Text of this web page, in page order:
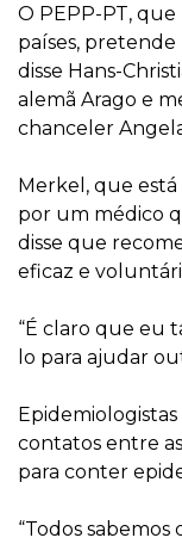
O PEPP-PT,
países,
disse Hans-
alemã Arago e
chanceler
Merkel, que
por um médico
disse que
eficaz e
“É claro que eu
lo para ajudar
contatos entre
para conter
“Todos